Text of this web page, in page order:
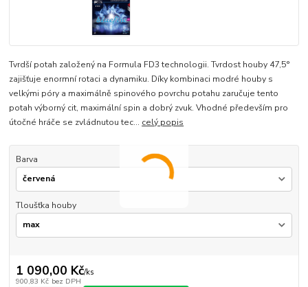
Tvrdší potah založený na Formula FD3 technologii. Tvrdost houby 47,5°
zajišťuje enormní rotaci a dynamiku. Díky kombinaci modré houby s
velkými póry a maximálně spinového povrchu potahu zaručuje tento
potah výborný cit, maximální spin a dobrý zvuk. Vhodné především pro
útočné hráče se zvládnutou tec... celý popis
Barva
Tloušťka houby
1 090,00 Kč/ks
900,83 Kč bez DPH